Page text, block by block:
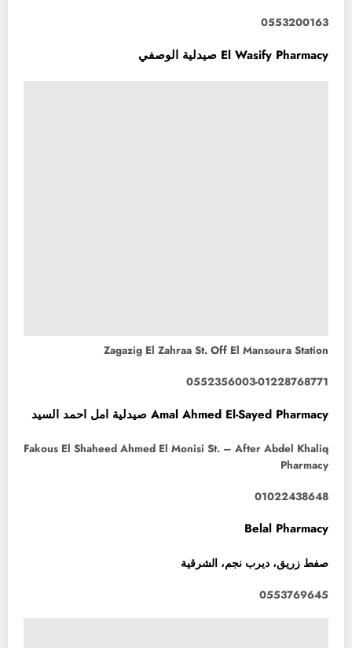
0553200163
El Wasify Pharmacy صيدلية الوصفي
Zagazig El Zahraa St. Off El Mansoura Station
0552356003-01228768771
Amal Ahmed El-Sayed Pharmacy صيدلية امل احمد السيد
Fakous El Shaheed Ahmed El Monisi St. – After Abdel Khaliq
Pharmacy
01022438648
Belal Pharmacy
صفط زريق، ديرب نجم، الشرقية
0553769645